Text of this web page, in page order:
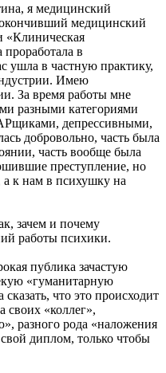
я медицинский
медицинский
«Клиническая
в
ушла в частную практику,
Имею
За время работы мне
разными категориями
депрессивными,
добровольно, часть была
часть вообще была
преступление, но
к нам в психушку на
зачем и почему
работы психики.
публика зачастую
«гуманитарную
что это происходит
своих «коллег»,
разного рода «наложения
диплом, только чтобы